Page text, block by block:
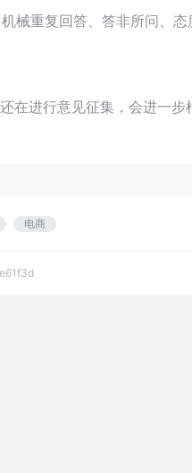
械重复回答、答非所问、
在进行意见征集，会进一
电商